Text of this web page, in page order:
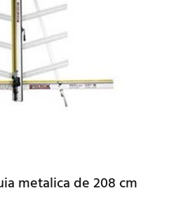
metalica de 208 cm